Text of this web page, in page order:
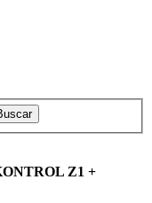
Z1 +